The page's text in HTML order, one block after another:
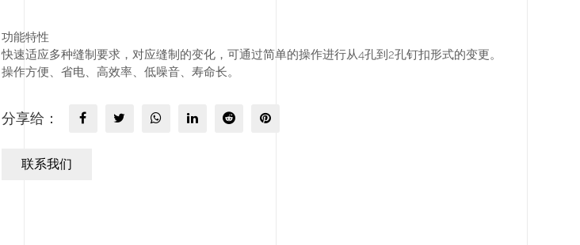
功能特性
快速适应多种缝制要求，对应缝制的变化，可通过简单的操作进行从4孔到2孔钉扣形式的变更。
操作方便、省电、高效率、低噪音、寿命长。
分享给：
联系我们